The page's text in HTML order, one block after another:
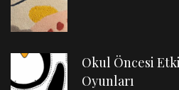
Okul Öncesi
Oyunları